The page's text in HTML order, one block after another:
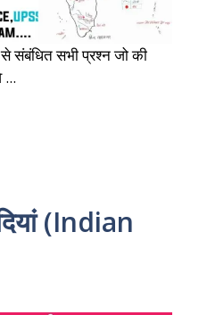
संबंधित सभी प्रश्न जो की
...
(Indian